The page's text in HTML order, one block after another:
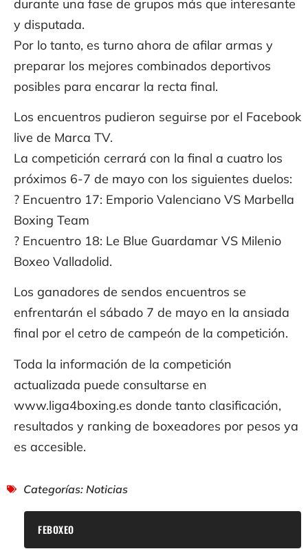
durante una fase de grupos más que interesante
y disputada.
Por lo tanto, es turno ahora de afilar armas y
preparar los mejores combinados deportivos
posibles para encarar la recta final.
Los encuentros pudieron seguirse por el Facebook
live de Marca TV.
La competición cerrará con la final a cuatro los
próximos 6-7 de mayo con los siguientes duelos:
? Encuentro 17: Emporio Valenciano VS Marbella
Boxing Team
? Encuentro 18: Le Blue Guardamar VS Milenio
Boxeo Valladolid.
Los ganadores de sendos encuentros se
enfrentarán el sábado 7 de mayo en la ansiada
final por el cetro de campeón de la competición.
Toda la información de la competición
actualizada puede consultarse en
www.liga4boxing.es donde tanto clasificación,
resultados y ranking de boxeadores por pesos ya
es accesible.
Categorías: Noticias
FEBOXEO